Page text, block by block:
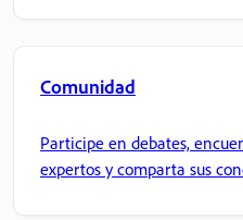
Comunidad
Participe en debates,
expertos y comparta sus